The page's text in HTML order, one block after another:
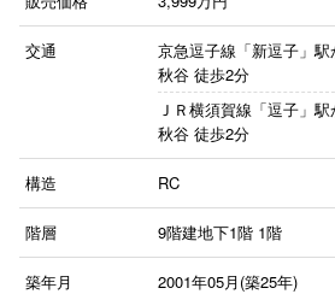
交通
京急逗子線「新逗子」
秋谷 徒歩2分
ＪＲ横須賀線「逗子」
秋谷 徒歩2分
構造 RC
階層 9階建地下1階 1階
築年月 2001年05月(築25年)